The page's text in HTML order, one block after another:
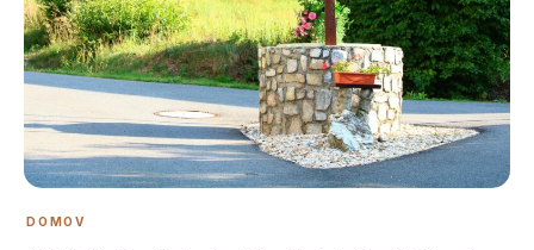
DOMOV